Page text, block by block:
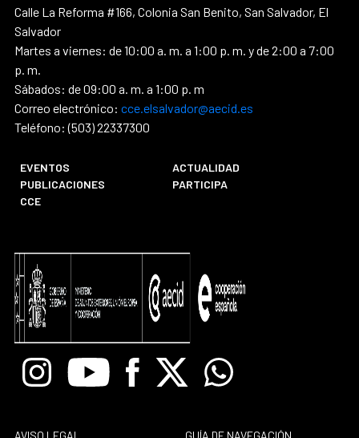
Calle La Reforma #166, Colonia San Benito, San Salvador, El
Salvador
Martes a viernes: de 10:00 a. m. a 1:00 p. m. y de 2:00 a 7:00
p. m.
Sábados: de 09:00 a. m. a 1:00 p. m
Correo electrónico: cce.elsalvador@aecid.es
Teléfono: (503) 22337300
EVENTOS
ACTUALIDAD
PUBLICACIONES
PARTICIPA
CCE
InstagramYoutube Facebook
X Whatsapp